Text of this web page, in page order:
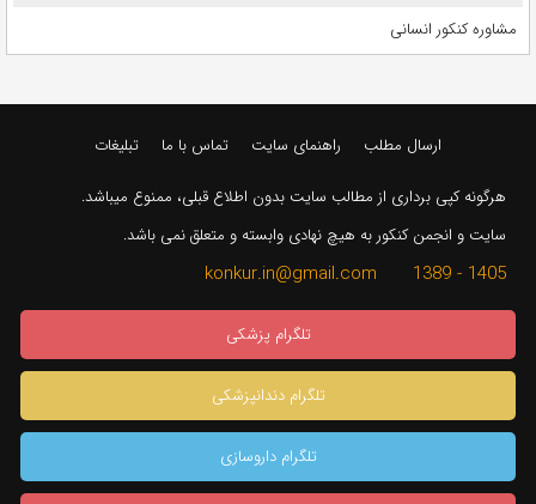
مشاوره کنکور انسانی
ارسال مطلب راهنمای سایت تماس با ما تبلیغات
هرگونه کپی برداری از مطالب سایت بدون اطلاع قبلی، ممنوع میباشد.
سایت و انجمن کنکور به هیچ نهادی وابسته و متعلق نمی باشد.
1405 - 1389 konkur.in@gmail.com
تلگرام پزشکی
تلگرام دندانپزشکی
تلگرام داروسازی